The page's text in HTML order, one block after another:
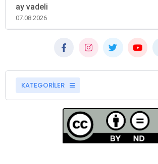
ay vadeli
07.08.2026
KATEGORİLER